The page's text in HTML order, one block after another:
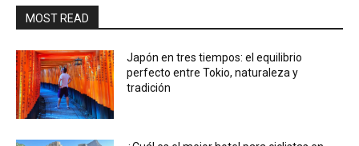
MOST READ
Japón en tres tiempos: el equilibrio
perfecto entre Tokio, naturaleza y
tradición